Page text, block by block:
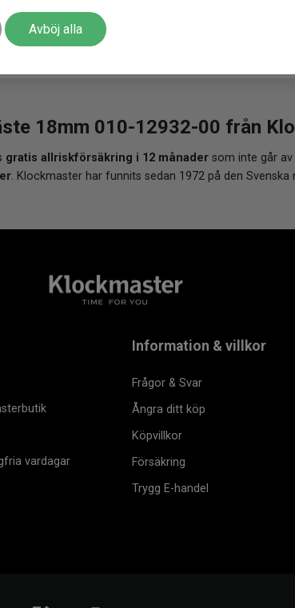
Avböj alla
18mm 010-12932-00 från
gratis allriskförsäkring i 12 månader som inte går
. Klockmaster har funnits sedan 1972 på den Svenska
vardagar
Information & villkor
Frågor & Svar
Ångra ditt köp
Köpvillkor
Försäkring
Trygg E-handel